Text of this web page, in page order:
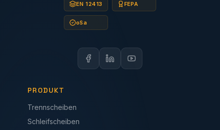
EN 12413 FEPA
oSa
PRODUKT
Trennscheiben
Schleifscheiben